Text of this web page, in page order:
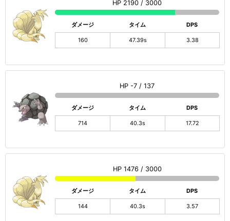
HP 2190 / 3000
ダメージ タイム DPS
160 47.39s 3.38
HP -7 / 137
ダメージ タイム DPS
714 40.3s 17.72
HP 1476 / 3000
ダメージ タイム DPS
144 40.3s 3.57